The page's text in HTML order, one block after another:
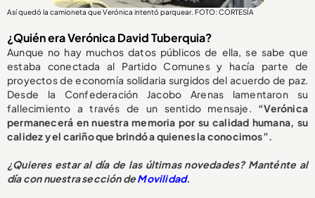
Así quedó la camioneta que Verónica intentó parquear. FOTO: CORTESÍA
¿Quién era Verónica David Tuberquia?
Aunque no hay muchos datos públicos de ella, se sabe que
estaba conectada al Partido Comunes y hacía parte de
proyectos de economía solidaria surgidos del acuerdo de paz.
Desde la Confederación Jacobo Arenas lamentaron su
fallecimiento a través de un sentido mensaje. “Verónica
permanecerá en nuestra memoria por su calidad humana, su
calidez y el cariño que brindó a quienes la conocimos”.
¿Quieres estar al día de las últimas novedades? Manténte al
día con nuestra sección deMovilidad.